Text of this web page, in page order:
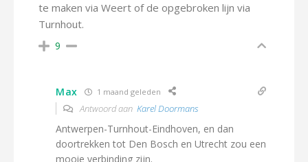
te maken via Weert of de opgebroken lijn via
Turnhout.
9
Max 1 maand geleden
Antwoord aan Karel Doormans
Antwerpen-Turnhout-Eindhoven, en dan
doortrekken tot Den Bosch en Utrecht zou een
mooie verbinding zijn.